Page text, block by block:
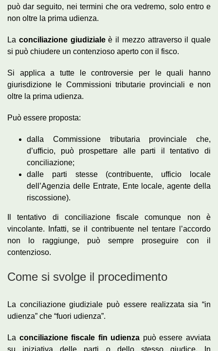
può dar seguito, nei termini che ora vedremo, solo entro e
non oltre la prima udienza.
La conciliazione giudizialeè il mezzo attraverso il quale
si può chiudere un contenzioso aperto con il fisco.
Si applica a tutte le controversie per le quali hanno
giurisdizione le Commissioni tributarie provinciali e non
oltre la prima udienza.
Può essere proposta:
dalla Commissione tributaria provinciale che,
d’ufficio, può prospettare alle parti il tentativo di
conciliazione;
dalle parti stesse (contribuente, ufficio locale
dell’Agenzia delle Entrate, Ente locale, agente della
riscossione).
Il tentativo di conciliazione fiscale comunque non è
vincolante. Infatti, se il contribuente nel tentare l’accordo
non lo raggiunge, può sempre proseguire con il
contenzioso.
Come si svolge il procedimento
La conciliazione giudiziale può essere realizzata sia “in
udienza” che “fuori udienza”.
La conciliazione fiscale fin udienza può essere avviata
su iniziativa delle parti o dello stesso giudice. In